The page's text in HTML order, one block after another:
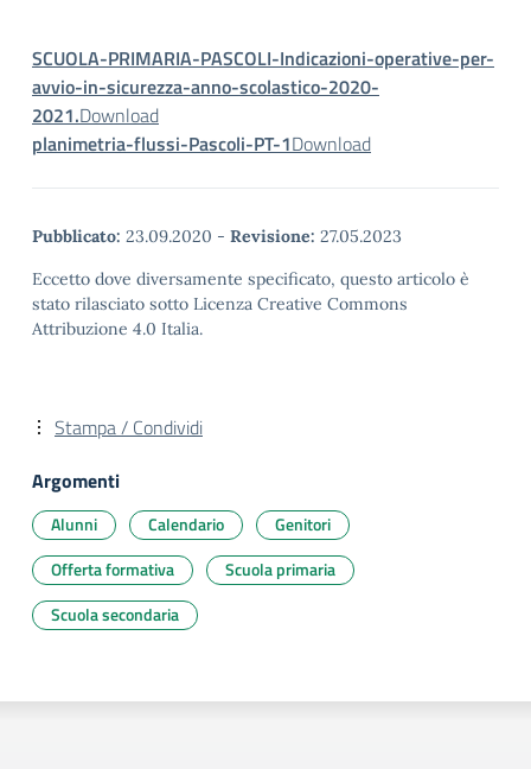
SCUOLA-PRIMARIA-PASCOLI-Indicazioni-operative-per-
avvio-in-sicurezza-anno-scolastico-2020-
2021.Download
planimetria-flussi-Pascoli-PT-1Download
Pubblicato: 23.09.2020 - Revisione: 27.05.2023
Eccetto dove diversamente specificato, questo articolo è
stato rilasciato sotto Licenza Creative Commons
Attribuzione 4.0 Italia.
Stampa / Condividi
Argomenti
Alunni Calendario
Genitori
Offerta formativa
Scuola primaria
Scuola secondaria